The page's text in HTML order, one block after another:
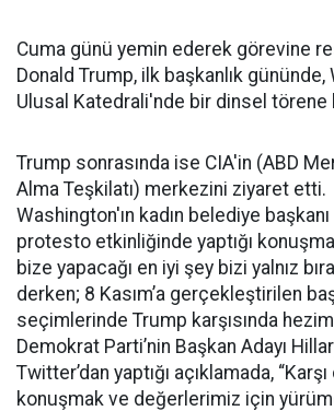
Cuma günü yemin ederek görevine
Donald Trump, ilk başkanlık
Ulusal Katedrali'nde bir dinsel törene
Trump sonrasında ise CIA'in (ABD
Alma Teşkilatı) merkezini ziyaret etti.
Washington'ın kadın belediye
protesto etkinliğinde yaptığı
bize yapacağı en iyi şey bizi yalnız
derken; 8 Kasım’a gerçekleştirilen
seçimlerinde Trump karşısında
Demokrat Parti’nin Başkan Adayı
Twitter’dan yaptığı açıklamada, “Karşı
konuşmak ve değerlerimiz için